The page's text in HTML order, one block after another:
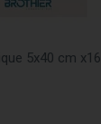
5x40 cm x16